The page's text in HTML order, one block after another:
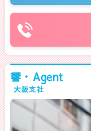
響・Agent
大阪支社